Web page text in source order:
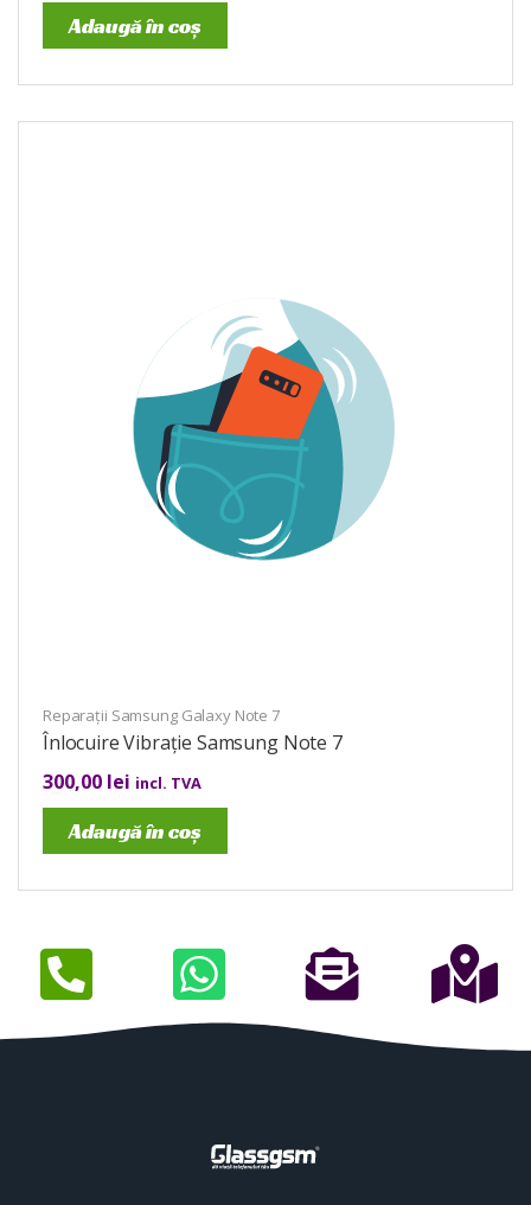
Adaugă în coș
Reparații Samsung Galaxy Note 7
Înlocuire Vibrație Samsung Note 7
300,00 lei incl. TVA
Adaugă în coș